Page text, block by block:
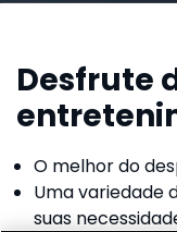
Desfrute
O melhor do
Uma variedade
suas